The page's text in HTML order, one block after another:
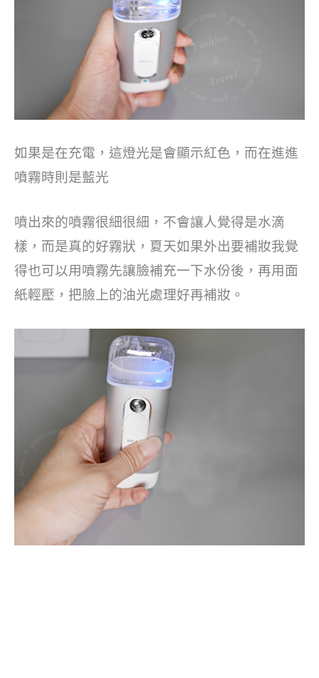
如果是在充電，這燈光是會顯示紅色，而在進進
噴霧時則是藍光
噴出來的噴霧很細很細，不會讓人覺得是水滴
樣，而是真的好霧狀，夏天如果外出要補妝我覺
得也可以用噴霧先讓臉補充一下水份後，再用面
紙輕壓，把臉上的油光處理好再補妝。